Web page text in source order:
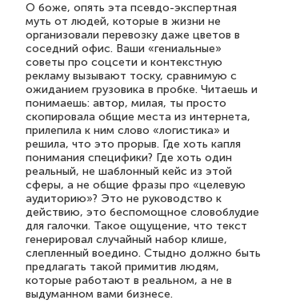
О боже, опять эта псевдо-экспертная
муть от людей, которые в жизни не
организовали перевозку даже цветов в
соседний офис. Ваши «гениальные»
советы про соцсети и контекстную
рекламу вызывают тоску, сравнимую с
ожиданием грузовика в пробке. Читаешь и
понимаешь: автор, милая, ты просто
скопировала общие места из интернета,
прилепила к ним слово «логистика» и
решила, что это прорыв. Где хоть капля
понимания специфики? Где хоть один
реальный, не шаблонный кейс из этой
сферы, а не общие фразы про «целевую
аудиторию»? Это не руководство к
действию, это беспомощное словоблудие
для галочки. Такое ощущение, что текст
генерировал случайный набор клише,
слепленный воедино. Стыдно должно быть
предлагать такой примитив людям,
которые работают в реальном, а не в
выдуманном вами бизнесе.